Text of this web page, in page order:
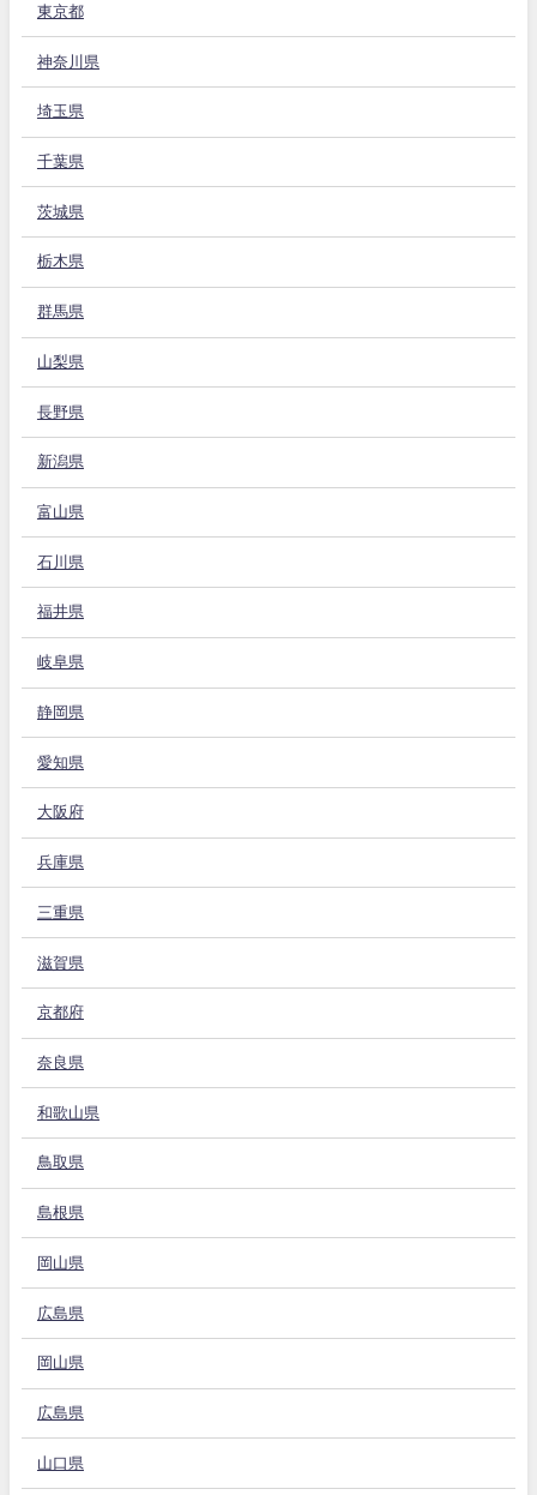
東京都
神奈川県
埼玉県
千葉県
茨城県
栃木県
群馬県
山梨県
長野県
新潟県
富山県
石川県
福井県
岐阜県
静岡県
愛知県
大阪府
兵庫県
三重県
滋賀県
京都府
奈良県
和歌山県
鳥取県
島根県
岡山県
広島県
岡山県
広島県
山口県